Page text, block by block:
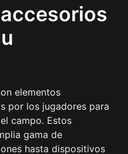
elementos
por los jugadores para
campo. Estos
gama de
hasta dispositivos